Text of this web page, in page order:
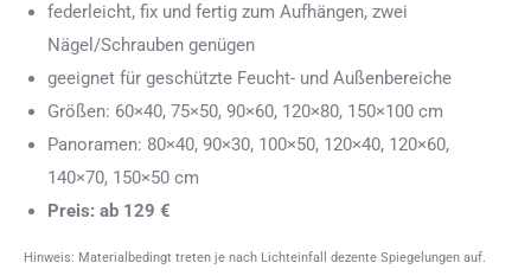
federleicht, fix und fertig zum Aufhängen, zwei
Nägel/Schrauben genügen
geeignet für geschützte Feucht- und Außenbereiche
Größen: 60×40, 75×50, 90×60, 120×80, 150×100 cm
Panoramen: 80×40, 90×30, 100×50, 120×40, 120×60,
140×70, 150×50 cm
Preis: ab 129 €
Hinweis: Materialbedingt treten je nach Lichteinfall dezente Spiegelungen auf.